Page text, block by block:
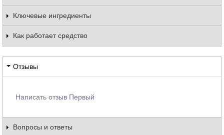
Ключевые ингредиенты
Как работает средство
Отзывы
Написать отзыв Первый
Вопросы и ответы